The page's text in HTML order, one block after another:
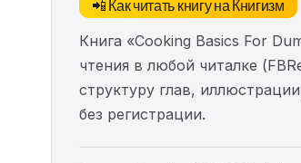
Книга «Cooking Basics For
чтения в любой читалке
структуру глав,
без регистрации.